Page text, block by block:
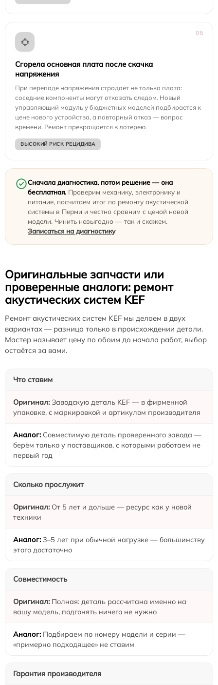
05
Сгорела основная плата после скачка
напряжения
При перепаде напряжения страдает не только плата:
соседние компоненты могут отказать следом. Новый
управляющий модуль у бюджетных моделей подбирается к
цене нового устройства, а повторный отказ — вопрос
времени. Ремонт превращается в лотерею.
ВЫСОКИЙ РИСК РЕЦИДИВА
Сначала диагностика, потом решение — она
бесплатная. Проверим механику, электронику и
питание, посчитаем итог по ремонту акустической
системы в Перми и честно сравним с ценой новой
модели. Чинить невыгодно — так и скажем.
Записаться на диагностику
Оригинальные запчасти или
проверенные аналоги: ремонт
акустических систем KEF
Ремонт акустических систем KEF мы делаем в двух
вариантах — разница только в происхождении детали.
Мастер называет цену по обоим до начала работ, выбор
остаётся за вами.
Что ставим
Заводскую деталь KEF — в фирменной
упаковке, с маркировкой и артикулом производителя
Совместимую деталь проверенного завода —
берём только у поставщиков, с которыми работаем не
первый год
Сколько прослужит
От 5 лет и дольше — ресурс как у новой
техники
3–5 лет при обычной нагрузке — большинству
этого достаточно
Совместимость
Полная: деталь рассчитана именно на
вашу модель, подгонять ничего не нужно
Подбираем по номеру модели и серии —
«примерно подходящее» не ставим
Гарантия производителя